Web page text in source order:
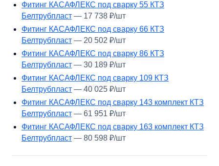
Фитинг КАСАФЛЕКС под сварку 55 КТЗ
Белтрубпласт — 17 738 ₽/шт
Фитинг КАСАФЛЕКС под сварку 66 КТЗ
Белтрубпласт — 20 502 ₽/шт
Фитинг КАСАФЛЕКС под сварку 86 КТЗ
Белтрубпласт — 30 189 ₽/шт
Фитинг КАСАФЛЕКС под сварку 109 КТЗ
Белтрубпласт — 40 025 ₽/шт
Фитинг КАСАФЛЕКС под сварку 143 комплект КТЗ
Белтрубпласт — 61 951 ₽/шт
Фитинг КАСАФЛЕКС под сварку 163 комплект КТЗ
Белтрубпласт — 80 598 ₽/шт